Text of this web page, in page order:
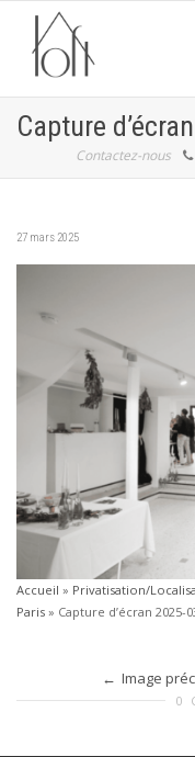
Capture
Contactez-nous
27 mars 2025
Accueil » Privatisation/
Paris » Capture d’écran 2025-
Image
0